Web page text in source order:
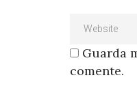
Guarda
comente.